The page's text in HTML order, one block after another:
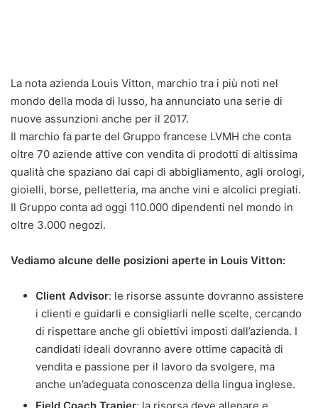
La nota azienda Louis Vitton, marchio tra i più noti nel
mondo della moda di lusso, ha annunciato una serie di
nuove assunzioni anche per il 2017.
Il marchio fa parte del Gruppo francese LVMH che conta
oltre 70 aziende attive con vendita di prodotti di altissima
qualità che spaziano dai capi di abbigliamento, agli orologi,
gioielli, borse, pelletteria, ma anche vini e alcolici pregiati.
Il Gruppo conta ad oggi 110.000 dipendenti nel mondo in
oltre 3.000 negozi.
Vediamo alcune delle posizioni aperte in Louis Vitton:
Client Advisor: le risorse assunte dovranno assistere
i clienti e guidarli e consigliarli nelle scelte, cercando
di rispettare anche gli obiettivi imposti dall’azienda. I
candidati ideali dovranno avere ottime capacità di
vendita e passione per il lavoro da svolgere, ma
anche un’adeguata conoscenza della lingua inglese.
Field Coach Tranier: la risorsa deve allenare e